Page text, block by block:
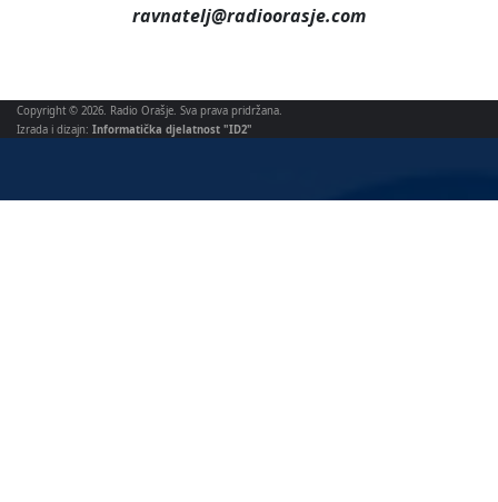
ravnatelj@radioorasje.com
Copyright © 2026. Radio Orašje. Sva prava pridržana.
Izrada i dizajn: Informatička djelatnost "ID2"